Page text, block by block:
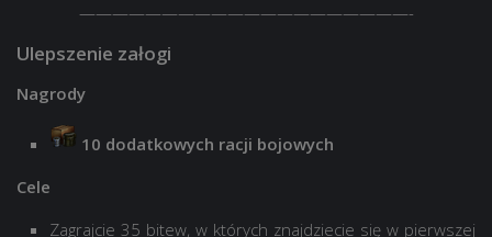
————————————————————-
Ulepszenie załogi
Nagrody
10 dodatkowych racji bojowych
Cele
Zagrajcie 35 bitew, w których znajdziecie się w pierwszej